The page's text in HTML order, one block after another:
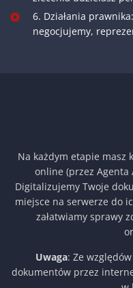
6. Działania
negocjujemy,
Na każdym etapie masz
online (przez Agenta
Digitalizujemy Twoje
miejsce na serwerze do
załatwiamy sprawy
Uwaga: Ze
dokumentów przez